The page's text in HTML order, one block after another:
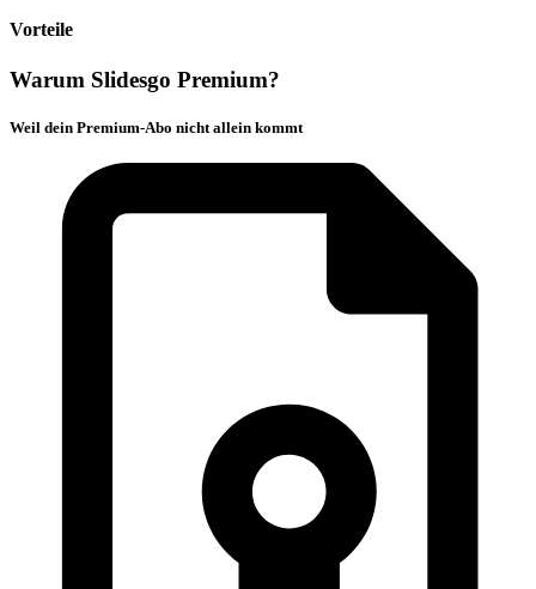
Vorteile
Warum Slidesgo Premium?
Weil dein Premium-Abo nicht allein kommt